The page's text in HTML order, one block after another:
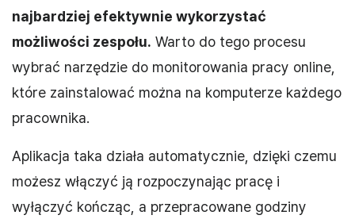
najbardziej efektywnie wykorzystać
możliwości zespołu. Warto do tego procesu
wybrać narzędzie do monitorowania pracy online,
które zainstalować można na komputerze każdego
pracownika.
Aplikacja taka działa automatycznie, dzięki czemu
możesz włączyć ją rozpoczynając pracę i
wyłączyć kończąc, a przepracowane godziny